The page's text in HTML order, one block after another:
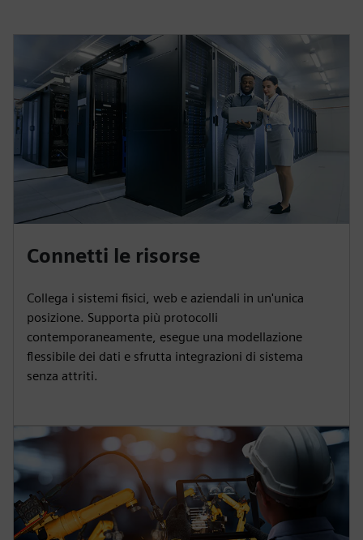
Connetti le risorse
Collega i sistemi fisici, web e aziendali in un'unica
posizione. Supporta più protocolli
contemporaneamente, esegue una modellazione
flessibile dei dati e sfrutta integrazioni di sistema
senza attriti.